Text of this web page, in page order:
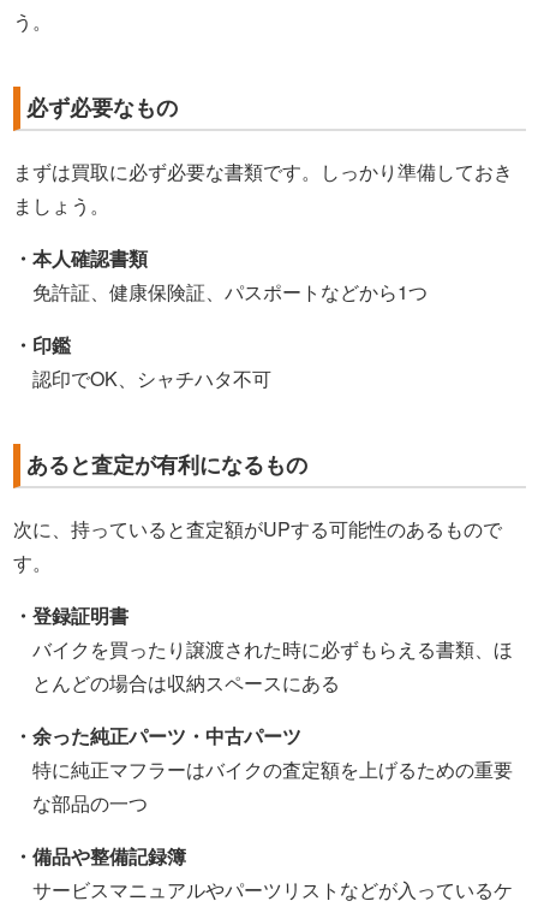
う。
必ず必要なもの
まずは買取に必ず必要な書類です。しっかり準備しておき
ましょう。
・本人確認書類
免許証、健康保険証、パスポートなどから1つ
・印鑑
認印でOK、シャチハタ不可
あると査定が有利になるもの
次に、持っていると査定額がUPする可能性のあるもので
す。
・登録証明書
バイクを買ったり譲渡された時に必ずもらえる書類、ほ
とんどの場合は収納スペースにある
・余った純正パーツ・中古パーツ
特に純正マフラーはバイクの査定額を上げるための重要
な部品の一つ
・備品や整備記録簿
サービスマニュアルやパーツリストなどが入っているケ